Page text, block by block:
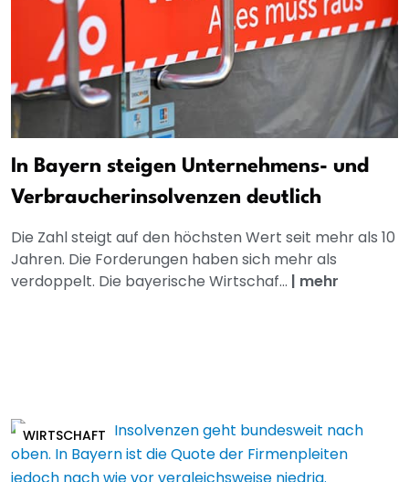
In Bayern steigen Unternehmens- und
Verbraucherinsolvenzen deutlich
Die Zahl steigt auf den höchsten Wert seit mehr als 10
Jahren. Die Forderungen haben sich mehr als
verdoppelt. Die bayerische Wirtschaf... | mehr
WIRTSCHAFT